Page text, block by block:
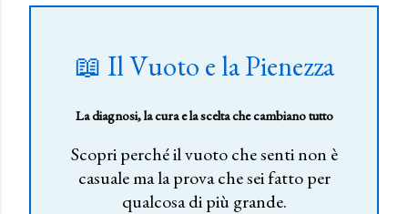
📖 Il Vuoto e la Pienezza
La diagnosi, la cura e la scelta che cambiano tutto
Scopri perché il vuoto che senti non è
casuale ma la prova che sei fatto per
qualcosa di più grande.